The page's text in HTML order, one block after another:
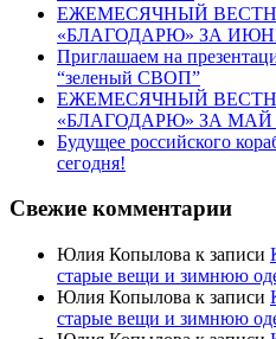
ЕЖЕМЕСЯЧНЫЙ
«БЛАГОДАРЮ» ЗА
Приглашаем на
“зеленый СВОП”
ЕЖЕМЕСЯЧНЫЙ
«БЛАГОДАРЮ» ЗА МАЙ
Будущее российского
сегодня!
Свежие комментарии
Юлия Копылова к записи
старые вещи и зимнюю
Юлия Копылова к записи
старые вещи и зимнюю